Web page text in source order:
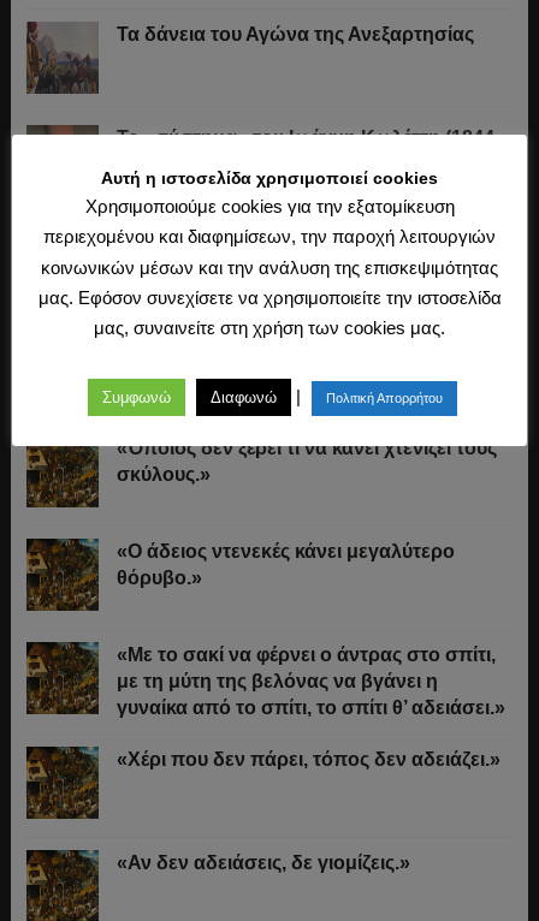
Τα δάνεια του Αγώνα της Ανεξαρτησίας
Το «σύστημα» του Ιωάννη Κωλέττη (1844-
Η άλωση της Κωνσταντινούπολης (1453)
Ο Μακιαβέλι, η Δημοκρατία και η εκλογή
«Όποιος δεν ξέρει τι να κάνει χτενίζει τους
σκύλους.»
«Ο άδειος ντενεκές κάνει μεγαλύτερο
θόρυβο.»
«Με το σακί να φέρνει ο άντρας στο σπίτι,
με τη μύτη της βελόνας να βγάνει η
γυναίκα από το σπίτι, το σπίτι θ’ αδειάσει.»
«Χέρι που δεν πάρει, τόπος δεν αδειάζει.»
«Αν δεν αδειάσεις, δε γιομίζεις.»
Αυτή η ιστοσελίδα χρησιμοποιεί cookies
Χρησιμοποιούμε cookies για την εξατομίκευση
περιεχομένου και διαφημίσεων, την παροχή λειτουργιών
κοινωνικών μέσων και την ανάλυση της επισκεψιμότητας
μας. Εφόσον συνεχίσετε να χρησιμοποιείτε την ιστοσελίδα
μας, συναινείτε στη χρήση των cookies μας.
Συμφωνώ Διαφωνώ | Πολιτική Απορρήτου